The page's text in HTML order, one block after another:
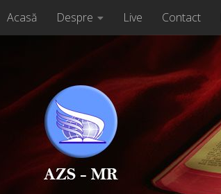
Acasă Despre Live Contact